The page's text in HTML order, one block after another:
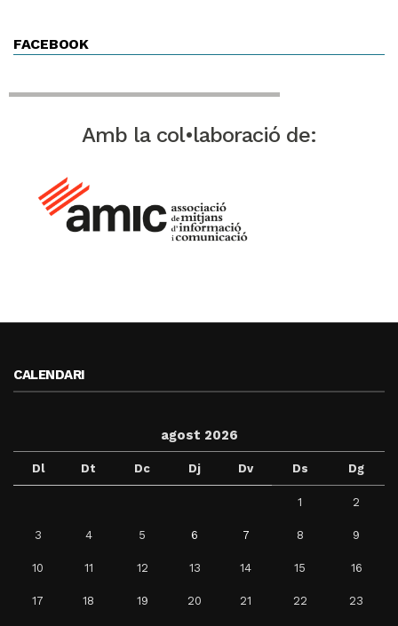
FACEBOOK
Amb la col•laboració de:
CALENDARI
agost 2026
Dl Dt Dc Dj Dv Ds Dg
1 2
3 4 5 6 7 8 9
10 11 12 13 14 15 16
17 18 19 20 21 22 23